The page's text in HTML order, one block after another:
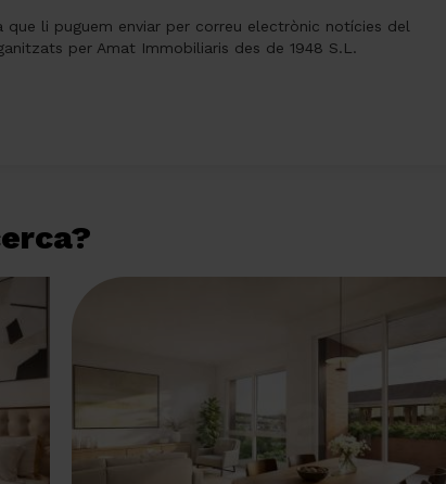
li puguem enviar per correu electrònic notícies del
per Amat Immobiliaris des de 1948 S.L.